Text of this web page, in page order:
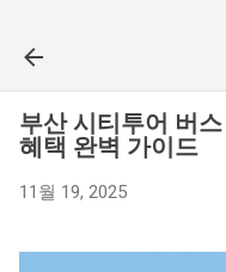
부산 시티투어 버
혜택 완벽 가이드
11월 19, 2025